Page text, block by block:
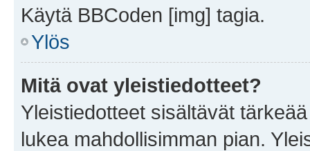
Käytä BBCoden [img] tagia.
Ylös
Mitä ovat yleistiedotteet?
Yleistiedotteet sisältävät
lukea mahdollisimman pian.